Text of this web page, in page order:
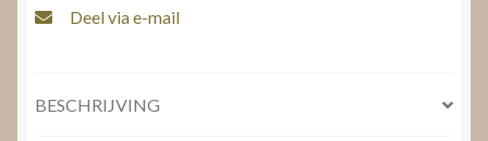
Deel via e-mail
BESCHRIJVING